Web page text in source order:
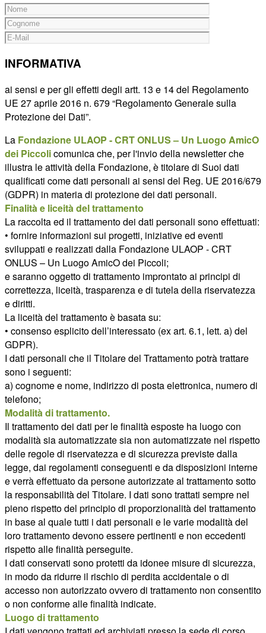
INFORMATIVA
ai sensi e per gli effetti degli artt. 13 e 14 del Regolamento
UE 27 aprile 2016 n. 679 “Regolamento Generale sulla
Protezione dei Dati”.
La Fondazione ULAOP - CRT ONLUS – Un Luogo AmicO
dei Piccolicomunica che, per l'invio della newsletter che
illustra le attività della Fondazione, è titolare di Suoi dati
qualificati come dati personali ai sensi del Reg. UE 2016/679
(GDPR) in materia di protezione dei dati personali.
Finalità e liceità del trattamento
La raccolta ed il trattamento dei dati personali sono effettuati:
• fornire informazioni sui progetti, iniziative ed eventi
sviluppati e realizzati dalla Fondazione ULAOP - CRT
ONLUS – Un Luogo AmicO dei Piccoli;
e saranno oggetto di trattamento improntato ai principi di
correttezza, liceità, trasparenza e di tutela della riservatezza
e diritti.
La liceità del trattamento è basata su:
• consenso esplicito dell’interessato (ex art. 6.1, lett. a) del
GDPR).
I dati personali che il Titolare del Trattamento potrà trattare
sono i seguenti:
a) cognome e nome, indirizzo di posta elettronica, numero di
telefono;
Modalità di trattamento.
Il trattamento dei dati per le finalità esposte ha luogo con
modalità sia automatizzate sia non automatizzate nel rispetto
delle regole di riservatezza e di sicurezza previste dalla
legge, dai regolamenti conseguenti e da disposizioni interne
e verrà effettuato da persone autorizzate al trattamento sotto
la responsabilità del Titolare. I dati sono trattati sempre nel
pieno rispetto del principio di proporzionalità del trattamento
in base al quale tutti i dati personali e le varie modalità del
loro trattamento devono essere pertinenti e non eccedenti
rispetto alle finalità perseguite.
I dati conservati sono protetti da idonee misure di sicurezza,
in modo da ridurre il rischio di perdita accidentale o di
accesso non autorizzato ovvero di trattamento non consentito
o non conforme alle finalità indicate.
Luogo di trattamento